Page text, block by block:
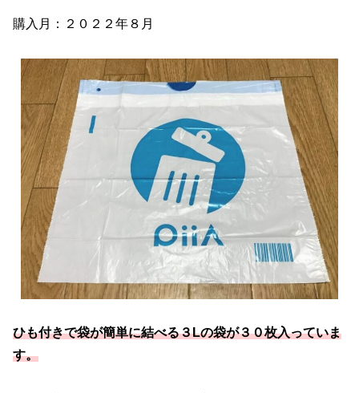
購入月：２０２２年８月
ひも付きで袋が簡単に結べる３Lの袋が３０枚入っていま
す。